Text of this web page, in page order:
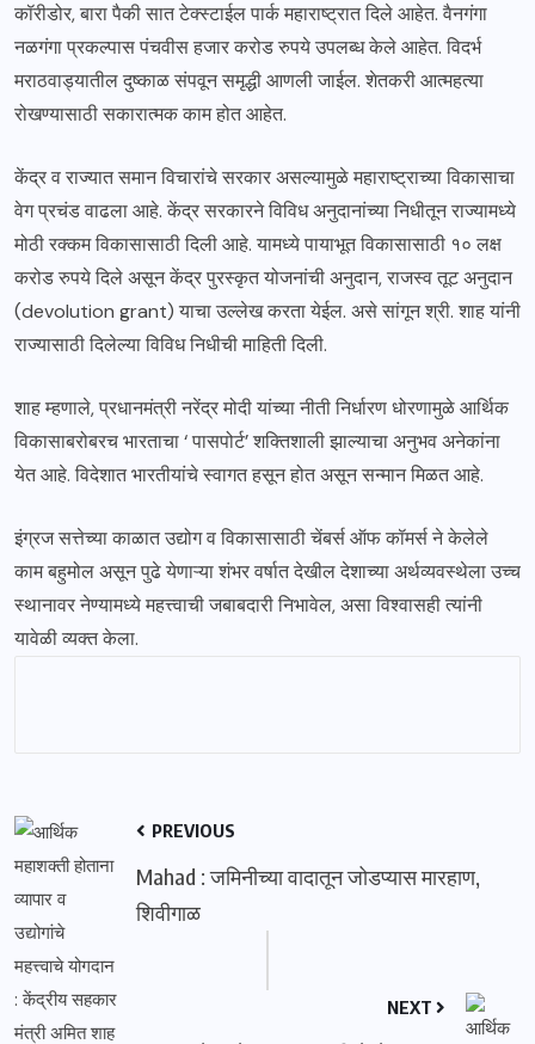
कॉरीडोर, बारा पैकी सात टेक्स्टाईल पार्क महाराष्ट्रात दिले आहेत. वैनगंगा
नळगंगा प्रकल्पास पंचवीस हजार करोड रुपये उपलब्ध केले आहेत. विदर्भ
मराठवाड्यातील दुष्काळ संपवून समृद्धी आणली जाईल. शेतकरी आत्महत्या
रोखण्यासाठी सकारात्मक काम होत आहेत.
केंद्र व राज्यात समान विचारांचे सरकार असल्यामुळे महाराष्ट्राच्या विकासाचा
वेग प्रचंड वाढला आहे. केंद्र सरकारने विविध अनुदानांच्या निधीतून राज्यामध्ये
मोठी रक्कम विकासासाठी दिली आहे. यामध्ये पायाभूत विकासासाठी १० लक्ष
करोड रुपये दिले असून केंद्र पुरस्कृत योजनांची अनुदान, राजस्व तूट अनुदान
(devolution grant) याचा उल्लेख करता येईल. असे सांगून श्री. शाह यांनी
राज्यासाठी दिलेल्या विविध निधीची माहिती दिली.
शाह म्हणाले, प्रधानमंत्री नरेंद्र मोदी यांच्या नीती निर्धारण धोरणामुळे आर्थिक
विकासाबरोबरच भारताचा ‘ पासपोर्ट’ शक्तिशाली झाल्याचा अनुभव अनेकांना
येत आहे. विदेशात भारतीयांचे स्वागत हसून होत असून सन्मान मिळत आहे.
इंग्रज सत्तेच्या काळात उद्योग व विकासासाठी चेंबर्स ऑफ कॉमर्स ने केलेले
काम बहुमोल असून पुढे येणाऱ्या शंभर वर्षात देखील देशाच्या अर्थव्यवस्थेला उच्च
स्थानावर नेण्यामध्ये महत्त्वाची जबाबदारी निभावेल, असा विश्वासही त्यांनी
यावेळी व्यक्त केला.
PREVIOUS
Mahad : जमिनीच्या वादातून जोडप्यास मारहाण,
शिवीगाळ
NEXT